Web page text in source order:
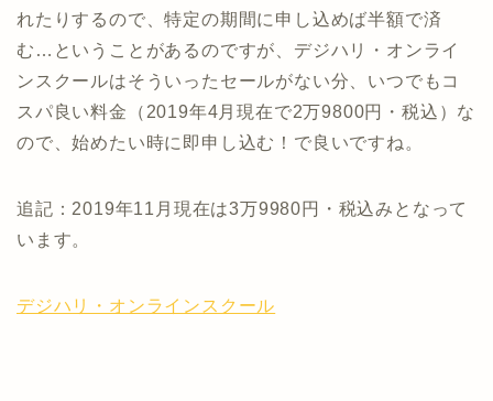
れたりするので、特定の期間に申し込めば半額で済
む…ということがあるのですが、デジハリ・オンライ
ンスクールはそういったセールがない分、いつでもコ
スパ良い料金（2019年4月現在で2万9800円・税込）な
ので、始めたい時に即申し込む！で良いですね。
追記：2019年11月現在は3万9980円・税込みとなって
います。
デジハリ・オンラインスクール